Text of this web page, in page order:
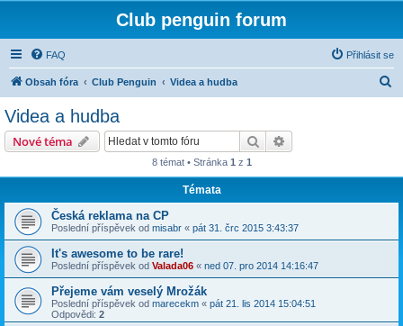
Club penguin forum
FAQ Přihlásit se
Obsah fóra Club Penguin Videa a hudba
Videa a hudba
Nové téma Hledat
8 témat • Stránka 1 z 1
Témata
Česká reklama na CP
Poslední příspěvek od misabr « pát 31. črc 2015 3:43:37
It's awesome to be rare!
Poslední příspěvek od Valada06 « ned 07. pro 2014 14:16:47
Přejeme vám veselý Mrožák
Poslední příspěvek od marecekm « pát 21. lis 2014 15:04:51
Odpovědi: 2